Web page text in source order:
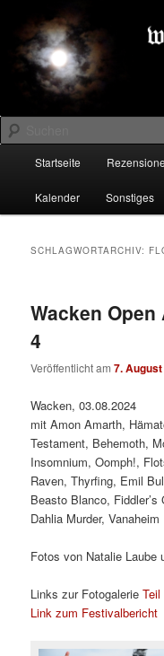
primären
Inhalt
springen
sekundären
Inhalt
springenDARK-
Suchen
Startseite
Kalender Sonstiges
SCHLAGWORTARCHIV:
Wacken Open
4
Veröffentlicht am7.
Wacken, 03.08.2024
mit Amon Amarth,
Testament, Behemoth,
Insomnium, Oomph!,
Raven, Thyrfing, Emil
Beasto Blanco,
Dahlia Murder, Vanaheim
Fotos von Natalie Laube
Links zur FotogalerieTeil
Link zum Festivalbericht